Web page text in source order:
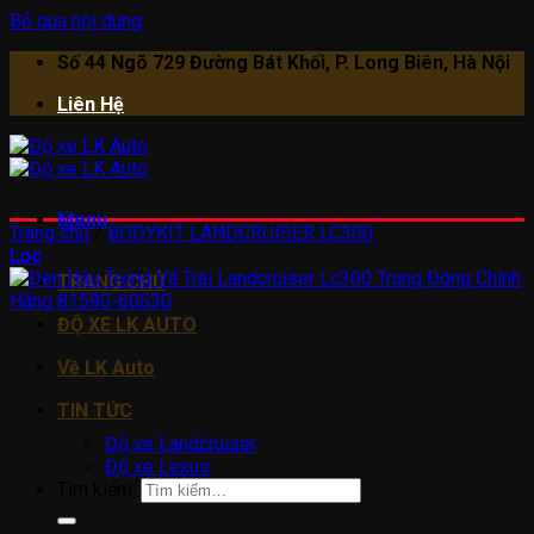
Bỏ qua nội dung
Số 44 Ngõ 729 Đường Bát Khối, P. Long Biên, Hà Nội
Liên Hệ
Menu
TRANG CHỦ
ĐỘ XE LK AUTO
Về LK Auto
TIN TỨC
Độ xe Landcruiser
Độ xe Lexus
Trang chủ / BODYKIT LANDCRUISER LC300
Lọc